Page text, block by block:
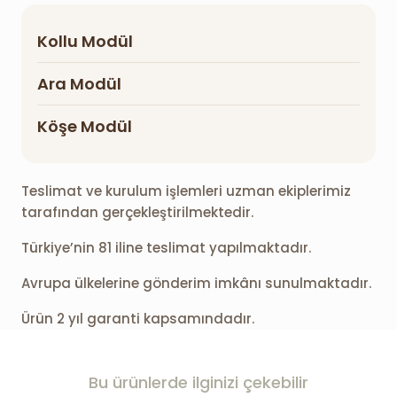
Kollu Modül
Ara Modül
Köşe Modül
Teslimat ve kurulum işlemleri uzman ekiplerimiz
tarafından gerçekleştirilmektedir.
Türkiye’nin 81 iline teslimat yapılmaktadır.
Avrupa ülkelerine gönderim imkânı sunulmaktadır.
Ürün 2 yıl garanti kapsamındadır.
Bu ürünlerde ilginizi çekebilir